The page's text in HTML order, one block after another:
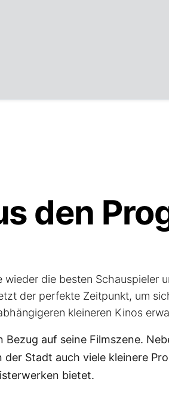
den
die besten Schauspieler
der perfekte Zeitpunkt, um
kleineren Kinos
auf seine Filmszene.
der Stadt auch viele kleinere
bietet.